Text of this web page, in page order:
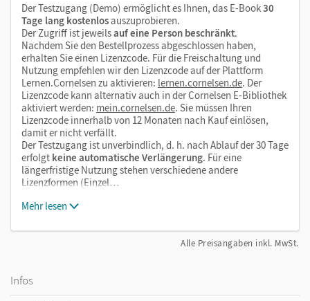
Der Testzugang (Demo) ermöglicht es Ihnen, das E-Book30
Tage lang kostenlosauszuprobieren.
Der Zugriff ist jeweilsauf eine Person beschränkt.
Nachdem Sie den Bestellprozess abgeschlossen haben,
erhalten Sie einen Lizenzcode. Für die Freischaltung und
Nutzung empfehlen wir den Lizenzcode auf der Plattform
Lernen.Cornelsen zu aktivieren: lernen.cornelsen.de. Der
Lizenzcode kann alternativ auch in der Cornelsen E-Bibliothek
aktiviert werden: mein.cornelsen.de. Sie müssen Ihren
Lizenzcode innerhalb von 12 Monaten nach Kauf einlösen,
damit er nicht verfällt.
Der Testzugang ist unverbindlich, d. h. nach Ablauf der 30 Tage
erfolgt keine automatische Verlängerung. Für eine
längerfristige Nutzung stehen verschiedene andere
Lizenzformen (Einzel…
Mehr lesen
Alle Preisangaben inkl. MwSt.
Infos